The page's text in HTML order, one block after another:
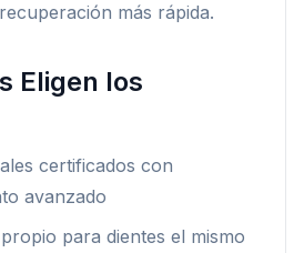
más rápida.
Eligen los
certificados con
avanzado
para dientes el mismo